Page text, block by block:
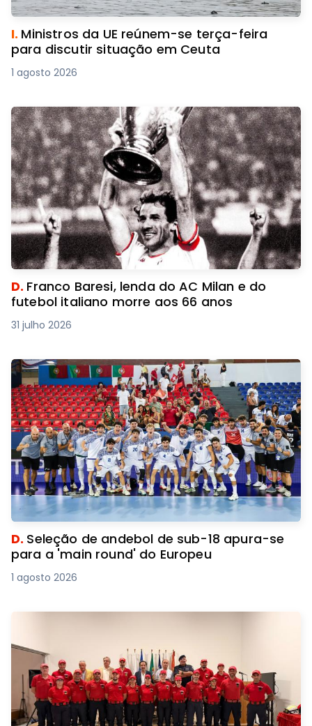
I. Ministros da UE reúnem-se terça-feira
para discutir situação em Ceuta
1 agosto 2026
D. Franco Baresi, lenda do AC Milan e do
futebol italiano morre aos 66 anos
31 julho 2026
D. Seleção de andebol de sub-18 apura-se
para a 'main round' do Europeu
1 agosto 2026